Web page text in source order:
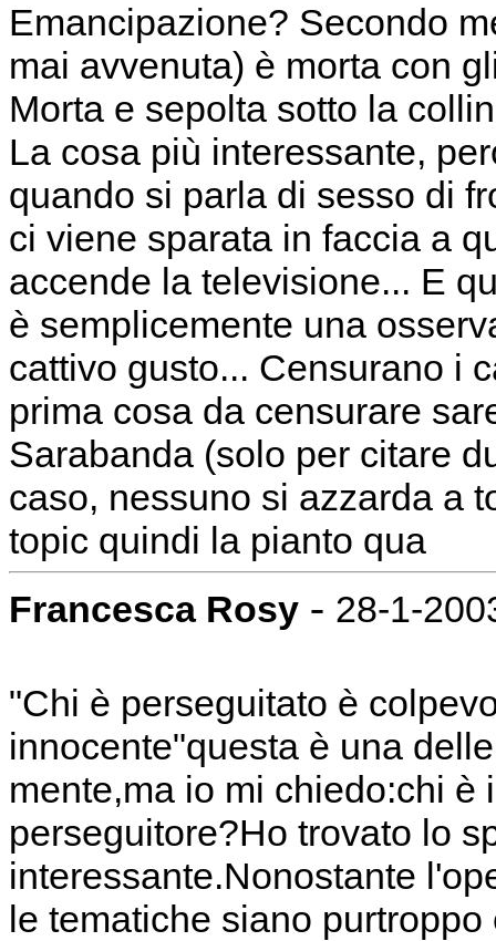
Emancipazione? Secondo
mai avvenuta) è morta con
Morta e sepolta sotto la
La cosa più interessante,
quando si parla di sesso di
ci viene sparata in faccia a
accende la televisione... E
è semplicemente una
cattivo gusto... Censurano i
prima cosa da censurare
Sarabanda (solo per citare
caso, nessuno si azzarda a
topic quindi la pianto qua
Francesca Rosy - 28-1-
"Chi è perseguitato è
innocente"questa è una
mente,ma io mi chiedo:chi
perseguitore?Ho trovato lo
interessante.Nonostante
le tematiche siano